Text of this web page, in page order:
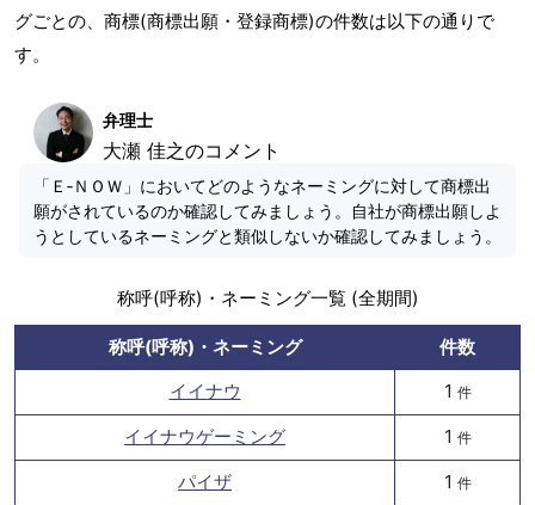
グごとの、商標(商標出願・登録商標)の件数は以下の通りで
す。
弁理士
大瀬 佳之のコメント
「Ｅ‐ＮＯＷ」においてどのようなネーミングに対して商標出
願がされているのか確認してみましょう。自社が商標出願しよ
うとしているネーミングと類似しないか確認してみましょう。
称呼(呼称)・ネーミング一覧 (全期間)
称呼(呼称)・ネーミング
件数
イイナウ
1 件
イイナウゲーミング 1 件
パイザ 1 件